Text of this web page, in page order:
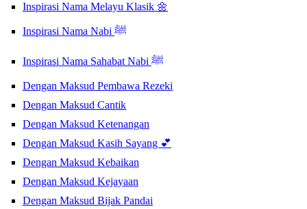
Inspirasi Nama Melayu Klasik 🌼
Inspirasi Nama Nabi ﷺ
Inspirasi Nama Sahabat Nabi ﷺ
Dengan Maksud Pembawa Rezeki
Dengan Maksud Cantik
Dengan Maksud Ketenangan
Dengan Maksud Kasih Sayang 💕
Dengan Maksud Kebaikan
Dengan Maksud Kejayaan
Dengan Maksud Bijak Pandai